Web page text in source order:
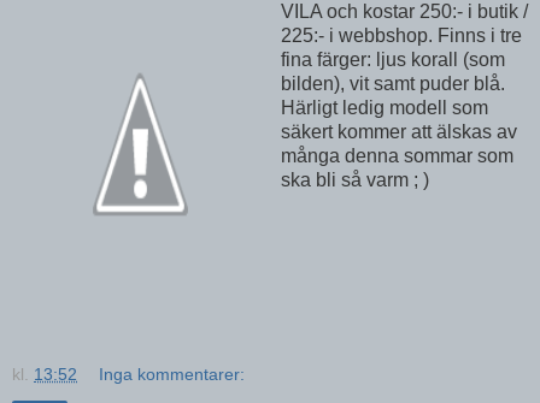
VILA och kostar 250:- i butik /
225:- i webbshop. Finns i tre
fina färger: ljus korall (som
bilden), vit samt puder blå.
Härligt ledig modell som
säkert kommer att älskas av
många denna sommar som
ska bli så varm ; )
kl. 13:52 Inga kommentarer: